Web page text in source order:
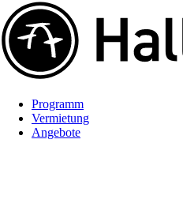
Programm
Vermietung
Angebote